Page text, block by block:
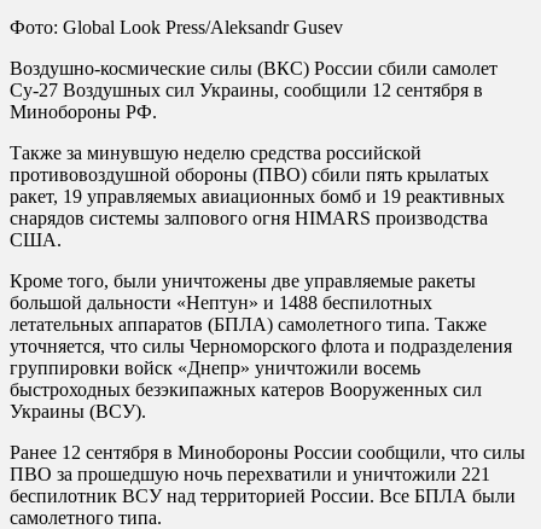
Фото: Global Look Press/Aleksandr Gusev
Воздушно-космические силы (ВКС) России сбили самолет
Су-27 Воздушных сил Украины, сообщили 12 сентября в
Минобороны РФ.
Также за минувшую неделю средства российской
противовоздушной обороны (ПВО) сбили пять крылатых
ракет, 19 управляемых авиационных бомб и 19 реактивных
снарядов системы залпового огня HIMARS производства
США.
Кроме того, были уничтожены две управляемые ракеты
большой дальности «Нептун» и 1488 беспилотных
летательных аппаратов (БПЛА) самолетного типа. Также
уточняется, что силы Черноморского флота и подразделения
группировки войск «Днепр» уничтожили восемь
быстроходных безэкипажных катеров Вооруженных сил
Украины (ВСУ).
Ранее 12 сентября в Минобороны России сообщили, что силы
ПВО за прошедшую ночь перехватили и уничтожили 221
беспилотник ВСУ над территорией России. Все БПЛА были
самолетного типа.